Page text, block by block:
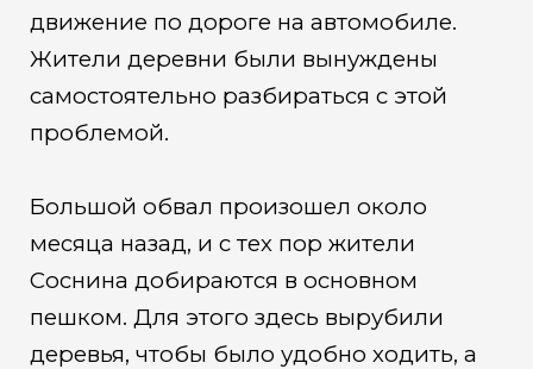
движение по дороге на автомобиле.
Жители деревни были вынуждены
самостоятельно разбираться с этой
проблемой.
Большой обвал произошел около
месяца назад, и с тех пор жители
Соснина добираются в основном
пешком. Для этого здесь вырубили
деревья, чтобы было удобно ходить, а